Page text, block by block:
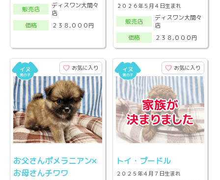
販売店
ディスワン大間々
店
価格
２３８,０００円
２０２６年５月４日生まれ
販売店
ディスワン大間々
店
価格
２３８,０００円
お気に入り
お父さんポメラニアン×
お母さんチワワ
お気に入り
トイ・プードル
２０２５年４月７日生まれ